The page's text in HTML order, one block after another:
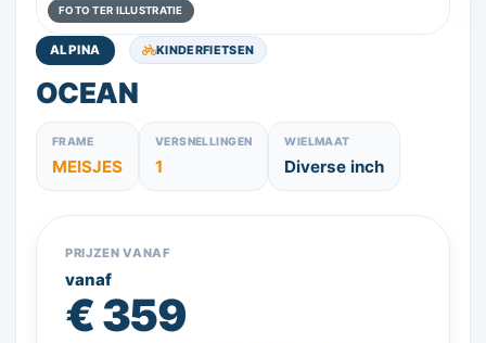
FOTO TER ILLUSTRATIE
ALPINA KINDERFIETSEN
OCEAN
FRAME
MEISJES
VERSNELLINGEN
1
WIELMAAT
Diverse inch
PRIJZEN VANAF
vanaf
€ 359